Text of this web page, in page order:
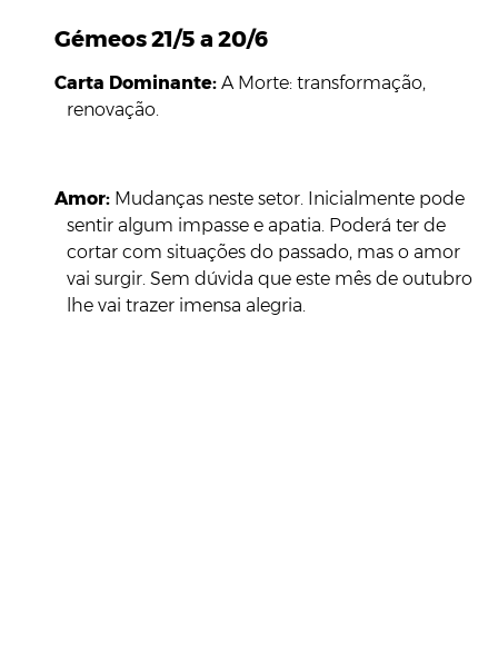
Gémeos 21/5 a 20/6
Carta Dominante: A Morte: transformação,
renovação.
Amor:Mudanças neste setor. Inicialmente pode
sentir algum impasse e apatia. Poderá ter de
cortar com situações do passado, mas o amor
vai surgir. Sem dúvida que este mês de outubro
lhe vai trazer imensa alegria.